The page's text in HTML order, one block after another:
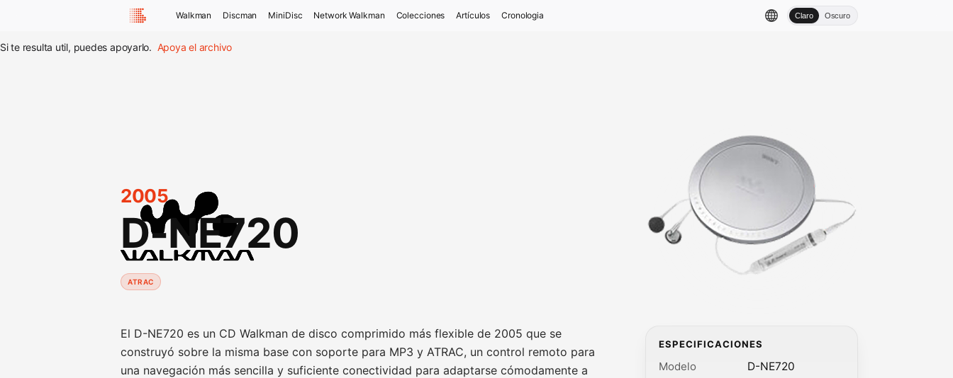
Walkman Discman MiniDisc Network Walkman Colecciones Artículos Cronologia Claro Oscuro
Si te resulta util, puedes apoyarlo. Apoya el archivo
2005
D-NE720
ATRAC
El D-NE720 es un CD Walkman de disco comprimido más flexible de 2005 que se
construyó sobre la misma base con soporte para MP3 y ATRAC, un control remoto para
una navegación más sencilla y suficiente conectividad para adaptarse cómodamente a
ESPECIFICACIONES
Modelo
D-NE720